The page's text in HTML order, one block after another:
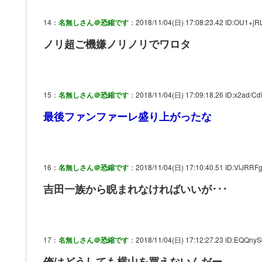
14： 名無しさん＠恐縮です ：2018/11/04(日) 17:08:23.42
ノリ超ご機嫌ノリノリでワロタ
15： 名無しさん＠恐縮です ：2018/11/04(日) 17:09:18.26 ID:x2ad/
最後ファンファーレ盛り上がったな
16： 名無しさん＠恐縮です ：2018/11/04(日) 17:10:40.51
吉田一族から睨まれなければいいが･･･
17： 名無しさん＠恐縮です ：2018/11/04(日) 17:12:27.23